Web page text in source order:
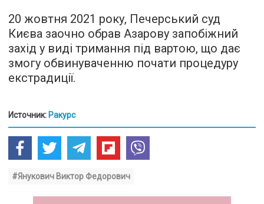
20 жовтня 2021 року, Печерський суд
Києва заочно обрав Азарову запобіжний
захід у виді тримання під вартою, що дає
змогу обвинуваченню почати процедуру
екстрадиції.
Источник: Ракурс
#Янукович Виктор Федорович